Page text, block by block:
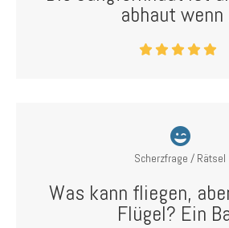
abhaut wenn
Scherzfrage / Rätsel
Was kann fliegen,
Flügel? Ein